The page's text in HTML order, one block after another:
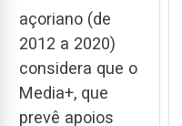
açoriano (de
2012 a 2020)
considera que o
Media+, que
prevê apoios